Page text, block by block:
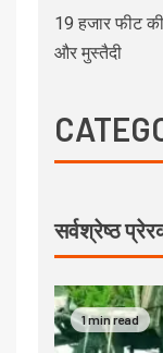
19 हजार फीट
और मुस्तैदी
सर्वश्रेष्ठ
1 min read